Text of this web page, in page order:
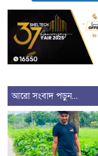
আরো সংবাদ পড়ুন...